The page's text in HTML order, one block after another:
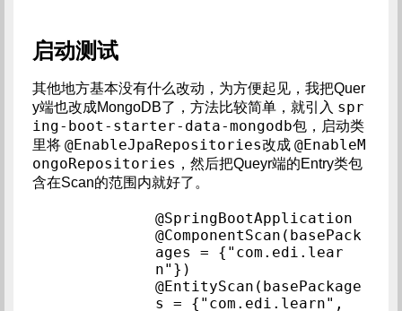
启动测试
其他地方基本没有什么改动，为方便起见，我把Quer
y端也改成MongoDB了，方法比较简单，就引入 spr
ing-boot-starter-data-mongodb包，启动类
里将 @EnableJpaRepositories改成 @EnableM
ongoRepositories ，然后把Queyr端的Entry类包
含在Scan的范围内就好了。
@ComponentScan(basePack
ages = {"com.edi.lear
n"})
@EntityScan(basePackage